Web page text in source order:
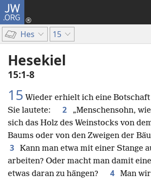
JW.ORG
Hes 15
Hesekiel
15:1-8
15 Wieder erhielt ich eine
Sie lautete:
2
„Menschensohn,
sich das Holz des Weinstocks von
Baums oder von den Zweigen der
3
Kann man etwa mit einer Stange
arbeiten? Oder macht man damit
etwas daran zu hängen?
4
Man